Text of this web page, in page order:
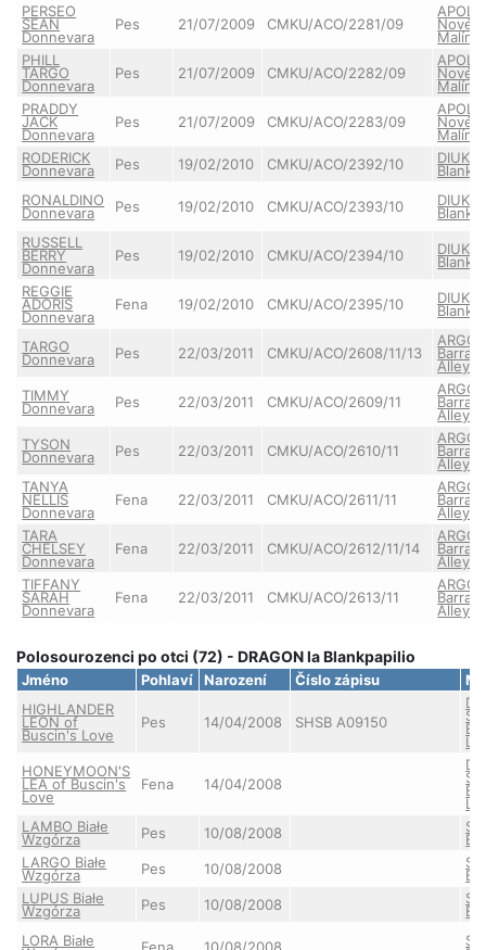
PERSEO
SEAN
Donnevara
Pes 21/07/2009 CMKU/ACO/2281/09
Malína
PHILL
TARGO
Donnevara
Pes 21/07/2009 CMKU/ACO/2282/09
Malína
PRADDY
JACK
Donnevara
Pes 21/07/2009 CMKU/ACO/2283/09
Malína
RODERICK
Donnevara Pes 19/02/2010 CMKU/ACO/2392/10 DIUKE
RONALDINO
Donnevara Pes 19/02/2010 CMKU/ACO/2393/10 DIUKE
RUSSELL
BERRY
Donnevara
Pes 19/02/2010 CMKU/ACO/2394/10 DIUKE
REGGIE
ADORIS
Donnevara
Fena 19/02/2010 CMKU/ACO/2395/10 DIUKE
TARGO
Donnevara Pes 22/03/2011 CMKU/ACO/2608/11/13
ARGO
Alley
TIMMY
Donnevara Pes 22/03/2011 CMKU/ACO/2609/11
ARGO
Alley
TYSON
Donnevara Pes 22/03/2011 CMKU/ACO/2610/11
ARGO
Alley
TANYA
NELLIS
Donnevara
Fena 22/03/2011 CMKU/ACO/2611/11
ARGO
Alley
TARA
CHELSEY
Donnevara
Fena 22/03/2011 CMKU/ACO/2612/11/14
ARGO
Alley
TIFFANY
SARAH
Donnevara
Fena 22/03/2011 CMKU/ACO/2613/11
ARGO
Alley
Polosourozenci po otci (72) - DRAGON la Blankpapilio
Jméno Pohlaví Narození Číslo zápisu
HIGHLANDER
LEON of
Buscin's Love
Pes 14/04/2008 SHSB A09150
HONEYMOON'S
LEA of Buscin's
Love
Fena 14/04/2008
LAMBO Białe
Wzgórza Pes 10/08/2008
LARGO Białe
Wzgórza Pes 10/08/2008
LUPUS Białe
Wzgórza Pes 10/08/2008
LORA Białe
Fena 10/08/2008